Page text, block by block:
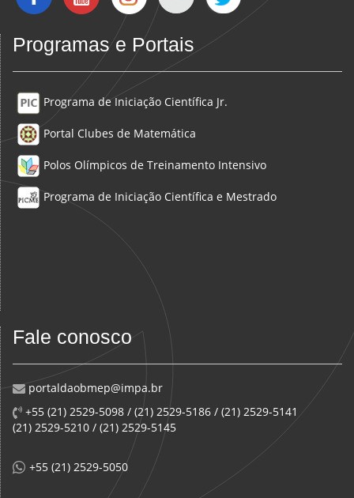
Programas e Portais
Programa de Iniciação Científica Jr.
Portal Clubes de Matemática
Polos Olímpicos de Treinamento Intensivo
Programa de Iniciação Científica e Mestrado
Fale conosco
portaldaobmep@impa.br
+55 (21) 2529-5098 / (21) 2529-5186 / (21) 2529-5141
(21) 2529-5210 / (21) 2529-5145
+55 (21) 2529-5050